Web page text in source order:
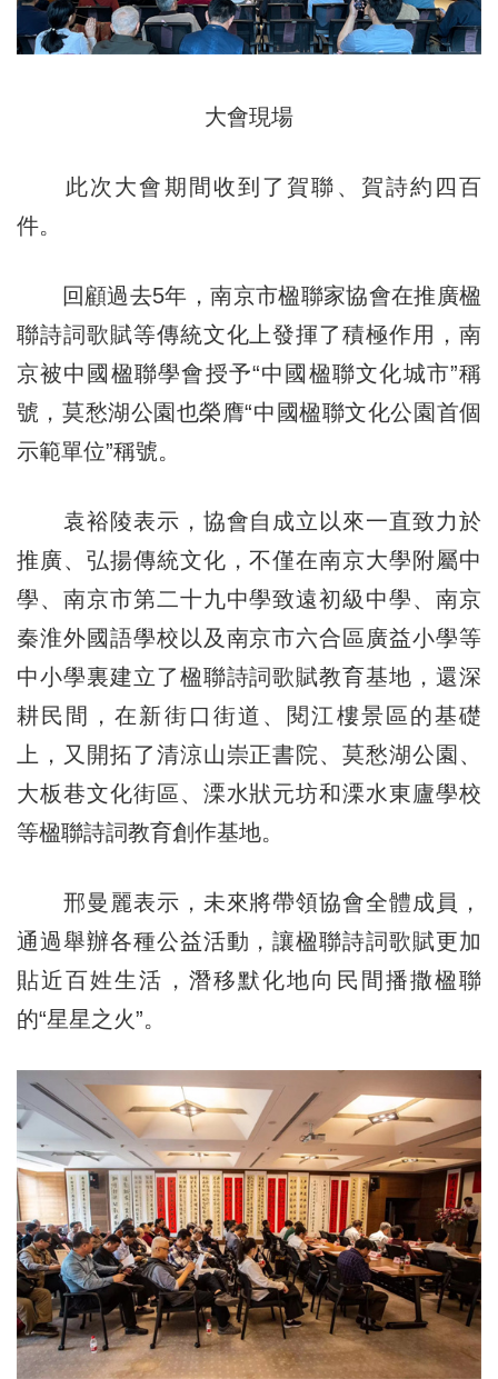
大會現場
此次大會期間收到了賀聯、賀詩約四百
件。
回顧過去5年，南京市楹聯家協會在推廣楹
聯詩詞歌賦等傳統文化上發揮了積極作用，南
京被中國楹聯學會授予“中國楹聯文化城市”稱
號，莫愁湖公園也榮膺“中國楹聯文化公園首個
示範單位”稱號。
袁裕陵表示，協會自成立以來一直致力於
推廣、弘揚傳統文化，不僅在南京大學附屬中
學、南京市第二十九中學致遠初級中學、南京
秦淮外國語學校以及南京市六合區廣益小學等
中小學裏建立了楹聯詩詞歌賦教育基地，還深
耕民間，在新街口街道、閱江樓景區的基礎
上，又開拓了清涼山崇正書院、莫愁湖公園、
大板巷文化街區、溧水狀元坊和溧水東廬學校
等楹聯詩詞教育創作基地。
邢曼麗表示，未來將帶領協會全體成員，
通過舉辦各種公益活動，讓楹聯詩詞歌賦更加
貼近百姓生活，潛移默化地向民間播撒楹聯
的“星星之火”。